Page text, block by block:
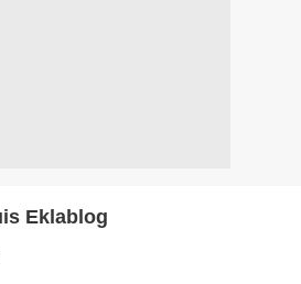
Article publié depuis Eklablog